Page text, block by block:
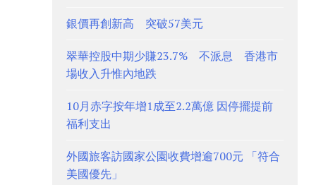
銀價再創新高 突破57美元
翠華控股中期少賺23.7% 不派息 香港市
場收入升惟內地跌
10月赤字按年增1成至2.2萬億 因停擺提前
福利支出
外國旅客訪國家公園收費增逾700元 「符合
美國優先」